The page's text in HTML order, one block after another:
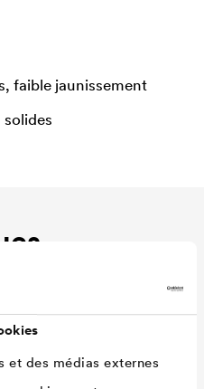
et des médias externes
faible jaunissement